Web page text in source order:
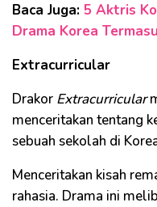
Baca Juga: 5 Aktris
Drama Korea
Extracurricular
Drakor Extracurricular
menceritakan tentang
sebuah sekolah di
Menceritakan kisah
rahasia. Drama ini